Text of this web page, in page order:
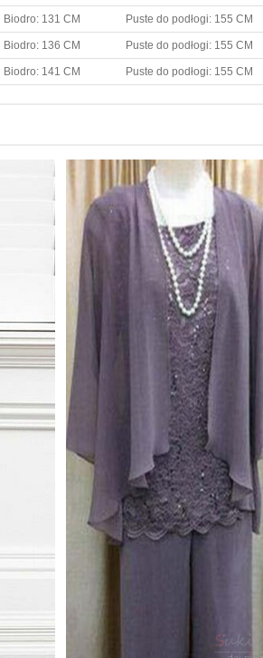
Biodro: 131 CM Puste do podłogi: 155 CM
Biodro: 136 CM Puste do podłogi: 155 CM
Biodro: 141 CM Puste do podłogi: 155 CM